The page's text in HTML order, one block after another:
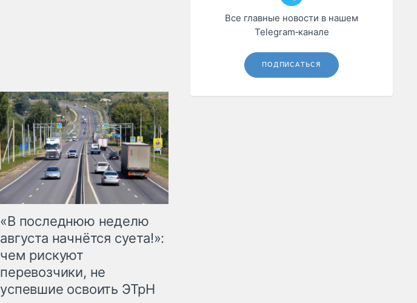
«В последнюю неделю
августа начнётся суета!»:
чем рискуют
перевозчики, не
успевшие освоить ЭТрН
Все главные новости в нашем
Telegram‑канале
ПОДПИСАТЬСЯ